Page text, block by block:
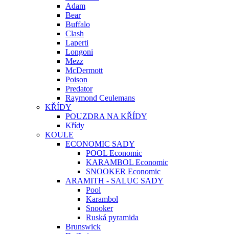
Adam
Bear
Buffalo
Clash
Laperti
Longoni
Mezz
McDermott
Poison
Predator
Raymond Ceulemans
KŘÍDY
POUZDRA NA KŘÍDY
Křídy
KOULE
ECONOMIC SADY
POOL Economic
KARAMBOL Economic
SNOOKER Economic
ARAMITH - SALUC SADY
Pool
Karambol
Snooker
Ruská pyramida
Brunswick